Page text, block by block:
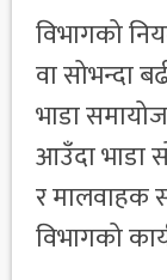
विभागको
वा सोभन्दा
भाडा
आउँदा भाडा
र मालवाहक
विभागको